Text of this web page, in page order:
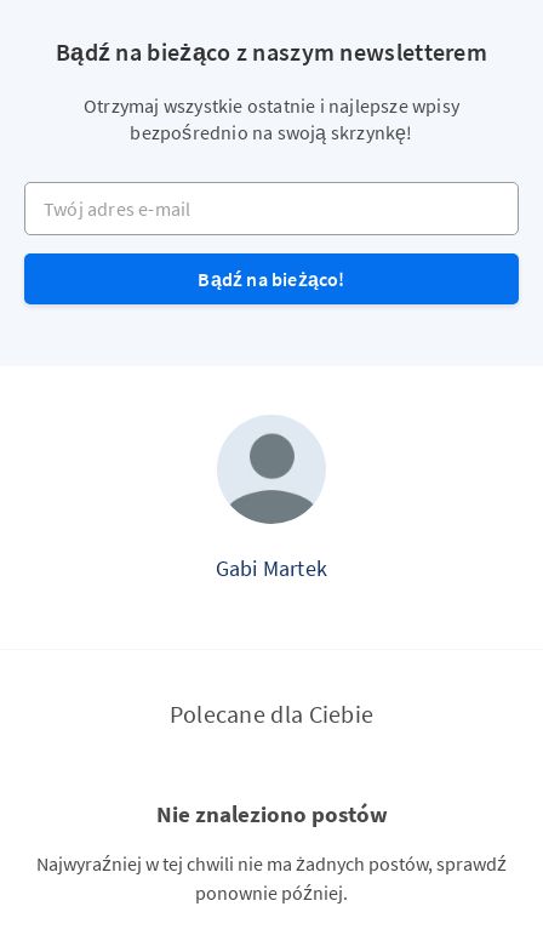
Bądź na bieżąco z naszym newsletterem
Otrzymaj wszystkie ostatnie i najlepsze wpisy
bezpośrednio na swoją skrzynkę!
Twój adres e-mail
Bądź na bieżąco!
Gabi Martek
Polecane dla Ciebie
Nie znaleziono postów
Najwyraźniej w tej chwili nie ma żadnych postów, sprawdź
ponownie później.